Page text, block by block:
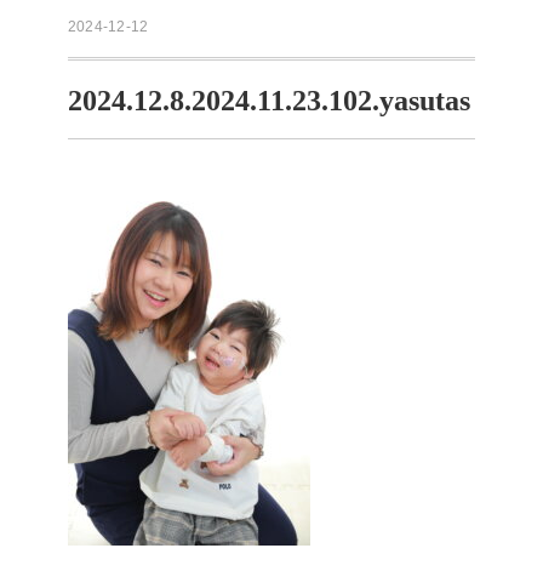
2024-12-12
2024.12.8.2024.11.23.102.yasutas